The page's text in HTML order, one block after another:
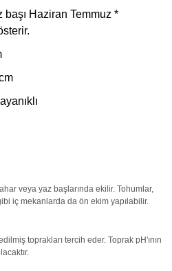
başı Haziran Temmuz *
veya yaz başlarında ekilir. Tohumlar,
iç mekanlarda da ön ekim yapılabilir.
toprakları tercih eder. Toprak pH'ının